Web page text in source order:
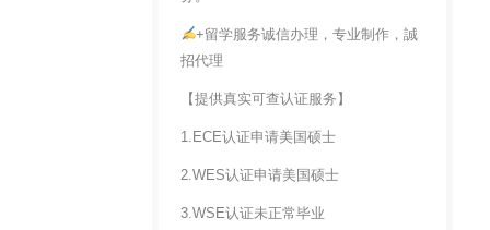
+留学服务诚信办理，专业制作，誠
招代理
【提供真实可查认证服务】
1.ECE认证申请美国硕士
2.WES认证申请美国硕士
3.WSE认证未正常毕业